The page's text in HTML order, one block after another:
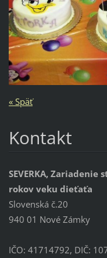
« Späť
Kontakt
SEVERKA,
rokov veku dieťaťa
Slovenská č.20
940 01 Nové Zámky
IČO: 41714792, DIČ: